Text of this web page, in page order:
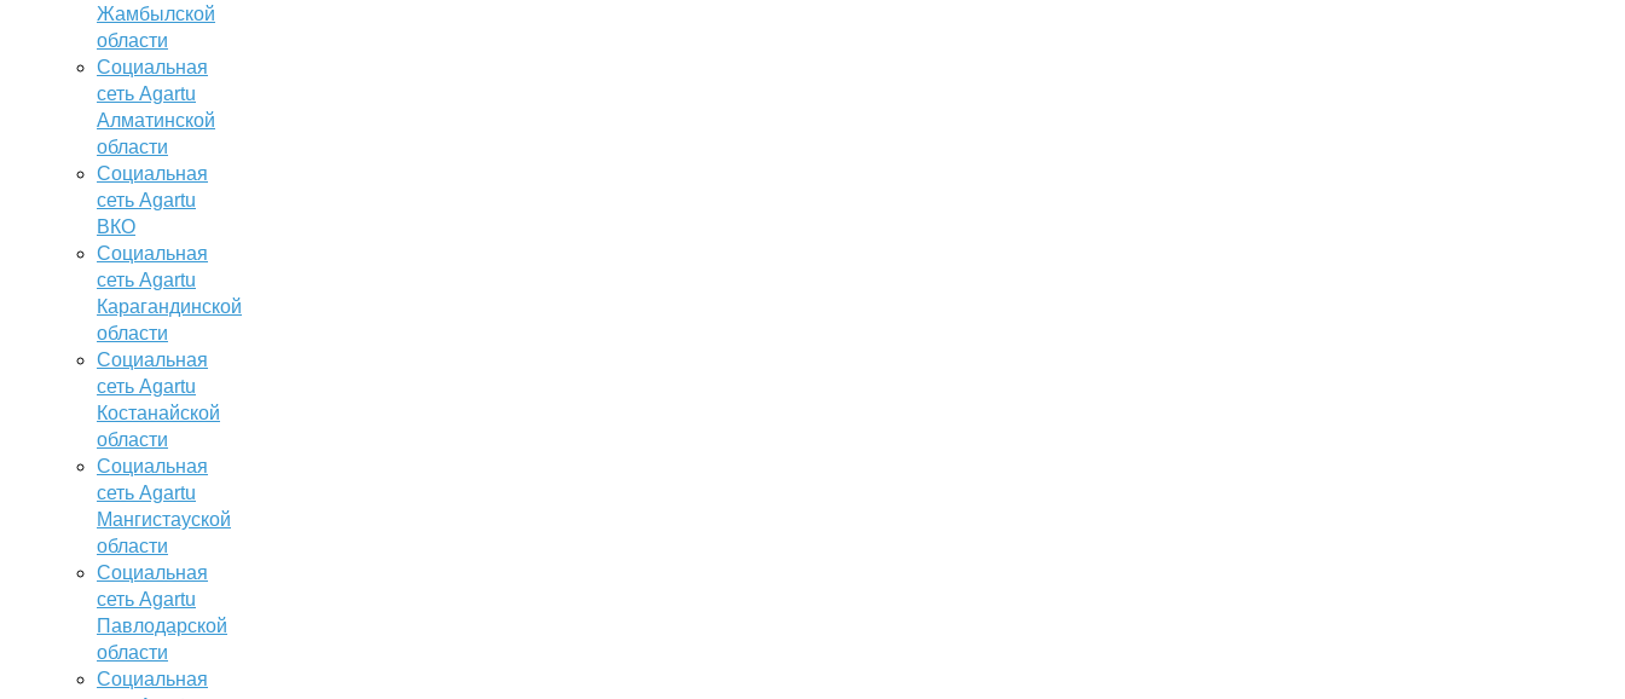
Жамбылской
области
Социальная
сеть Agartu
Алматинской
области
Социальная
сеть Agartu
ВКО
Социальная
сеть Agartu
Карагандинской
области
Социальная
сеть Agartu
Костанайской
области
Социальная
сеть Agartu
Мангистауской
области
Социальная
сеть Agartu
Павлодарской
области
Социальная